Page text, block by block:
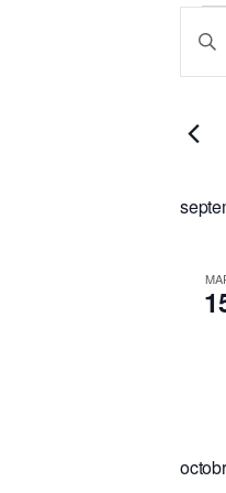
et
Saisir
mot-